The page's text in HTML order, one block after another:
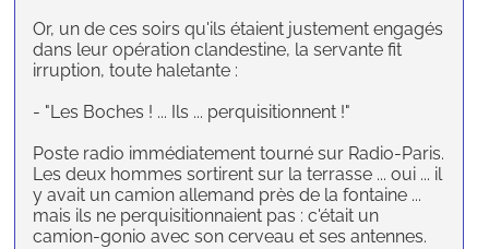
Or, un de ces soirs qu'ils étaient justement engagés
dans leur opération clandestine, la servante fit
irruption, toute haletante :
- "Les Boches ! ... Ils ... perquisitionnent !"
Poste radio immédiatement tourné sur Radio-Paris.
Les deux hommes sortirent sur la terrasse ... oui ... il
y avait un camion allemand près de la fontaine ...
mais ils ne perquisitionnaient pas : c'était un
camion-gonio avec son cerveau et ses antennes.